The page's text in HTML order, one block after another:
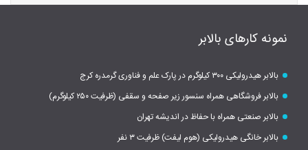
نمونه کارهای بالابر
بالابر هیدرولیکی ۳۰۰ کیلوگرم در پارک علم و فناوری گرمدره کرج
بالابر فروشگاهی همراه سنسور زیر صفحه و سقفی (ظرفیت ۲۵۰ کیلوگرم)
بالابر صنعتی همراه با حفاظ در اندیشه تهران
بالابر خانگی هیدرولیکی (هوم لیفت) ظرفیت ۳ نفر